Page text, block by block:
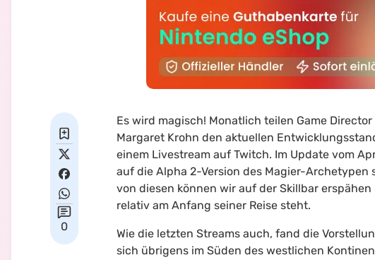
0
Es wird magisch! Monatlich teilen Game Director
Margaret Krohn den aktuellen
einem Livestream auf Twitch. Im Update vom
auf die Alpha 2-Version des Magier-Archetypen
von diesen können wir auf der Skillbar
relativ am Anfang seiner Reise steht.
Wie die letzten Streams auch, fand die
sich übrigens im Süden des westlichen